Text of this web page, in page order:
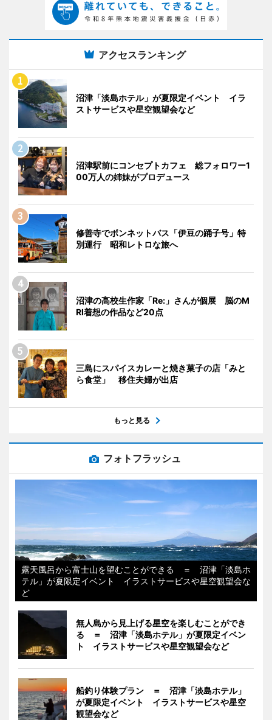
アクセスランキング
沼津「淡島ホテル」が夏限定イベント イラ
ストサービスや星空観望会など
沼津駅前にコンセプトカフェ 総フォロワー1
00万人の姉妹がプロデュース
修善寺でボンネットバス「伊豆の踊子号」特
別運行 昭和レトロな旅へ
沼津の高校生作家「Re:」さんが個展 脳のM
RI着想の作品など20点
三島にスパイスカレーと焼き菓子の店「みと
ら食堂」 移住夫婦が出店
もっと見る
フォトフラッシュ
露天風呂から富士山を望むことができる ＝ 沼津「淡島ホ
テル」が夏限定イベント イラストサービスや星空観望会な
ど
無人島から見上げる星空を楽しむことができ
る ＝ 沼津「淡島ホテル」が夏限定イベン
ト イラストサービスや星空観望会など
船釣り体験プラン ＝ 沼津「淡島ホテル」
が夏限定イベント イラストサービスや星空
観望会など